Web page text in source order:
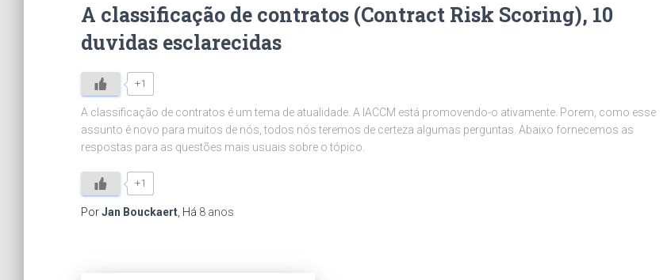
A classificação de contratos (Contract Risk Scoring), 10
duvidas esclarecidas
+1
A classificação de contratos é um tema de atualidade. A IACCM está promovendo-o ativamente. Porem, como esse
assunto é novo para muitos de nós, todos nós teremos de certeza algumas perguntas. Abaixo fornecemos as
respostas para as questões mais usuais sobre o tópico.
+1
PorJan Bouckaert , Há 8 anos